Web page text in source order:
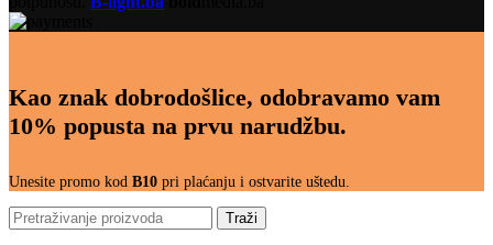
Kao znak dobrodošlice, odobravamo vam
10% popusta na prvu narudžbu.
Unesite promo kod B10 pri plaćanju i ostvarite uštedu.
Traži